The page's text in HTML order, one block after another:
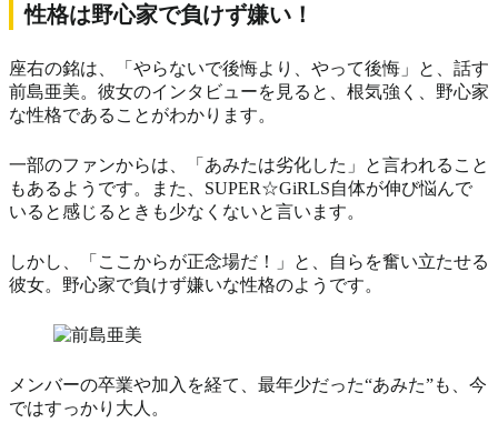
性格は野心家で負けず嫌い！
座右の銘は、「やらないで後悔より、やって後悔」と、話す
前島亜美。彼女のインタビューを見ると、根気強く、野心家
な性格であることがわかります。
一部のファンからは、「あみたは劣化した」と言われること
もあるようです。また、SUPER☆GiRLS自体が伸び悩んで
いると感じるときも少なくないと言います。
しかし、「ここからが正念場だ！」と、自らを奮い立たせる
彼女。野心家で負けず嫌いな性格のようです。
メンバーの卒業や加入を経て、最年少だった“あみた”も、今
ではすっかり大人。